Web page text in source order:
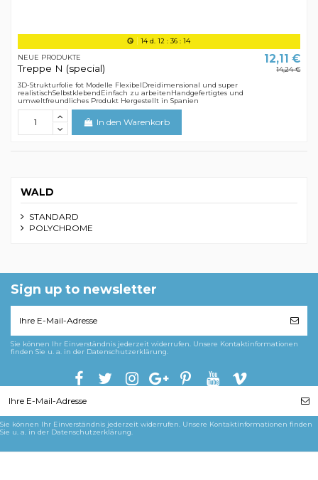
14d. 12 :36 :13
NEUE PRODUKTE
Treppe N (special)
12,11 €
14,24 €
3D-Strukturfolie fot Modelle FlexibelDreidimensional und super
realistischSelbstklebendEinfach zu arbeitenHandgefertigtes und
umweltfreundliches Produkt Hergestellt in Spanien
In den Warenkorb
WALD
STANDARD
POLYCHROME
Sign up to newsletter
Sie können Ihr Einverständnis jederzeit widerrufen. Unsere Kontaktinformationen
finden Sie u. a. in der Datenschutzerklärung.
Sie können Ihr Einverständnis jederzeit widerrufen. Unsere Kontaktinformationen finden
Sie u. a. in der Datenschutzerklärung.